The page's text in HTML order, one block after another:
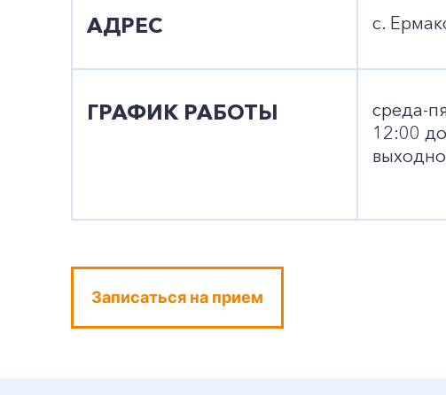
АДРЕС с.
ГРАФИК РАБОТЫ
среда-
12:00
Записаться на прием